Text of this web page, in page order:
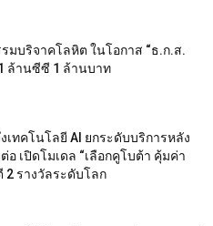
มบริจาคโลหิต ในโอกาส “ธ.ก.ส.
ล้านซีซี 1 ล้านบาท
เทคโนโลยี AI ยกระดับบริการหลัง
อ เปิดโมเดล “เลือกคูโบต้า คุ้มค่า
2 รางวัลระดับโลก